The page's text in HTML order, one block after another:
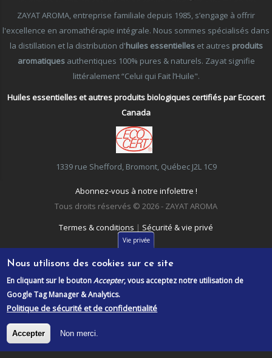
ZAYAT AROMA, entreprise familiale depuis 1985, s’engage à offrir
l'excellence en aromathérapie intégrale. Nous sommes spécialisés dans
la distillation et la distribution d'huiles essentielleset autres produits
aromatiquesauthentiques 100% pures & naturels. Zayat signifie
littéralement “Celui qui Fait l’Huile".
Huiles essentielles et autres produits biologiques certifiés par Ecocert
Canada
1339 rue Shefford, Bromont, Québec J2L 1C9
Abonnez-vous à notre infolettre !
Tous droits réservés © 2026 - ZAYAT AROMA
Termes & conditions | Sécurité & vie privé
Vie privée
Nous utilisons des cookies sur ce site
En cliquant sur le boutonAccepter, vous acceptez notre utilisation de
Google Tag Manager & Analytics.
Politique de sécurité et de confidentialité
Accepter Non merci.